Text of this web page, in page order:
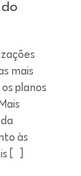
do
mais
planos
às
[…]